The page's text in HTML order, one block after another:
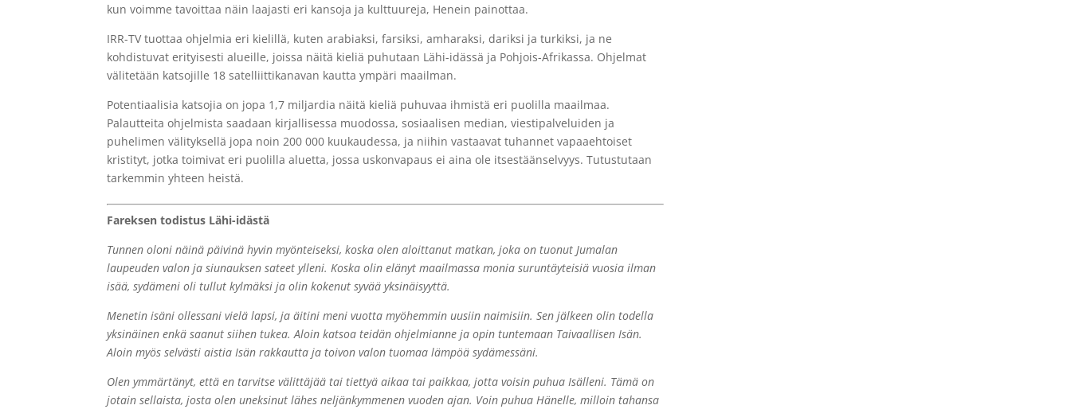
kun voimme tavoittaa näin laajasti eri kansoja ja kulttuureja, Henein painottaa.
IRR-TV tuottaa ohjelmia eri kielillä, kuten arabiaksi, farsiksi, amharaksi, dariksi ja turkiksi, ja ne
kohdistuvat erityisesti alueille, joissa näitä kieliä puhutaan Lähi-idässä ja Pohjois-Afrikassa. Ohjelmat
välitetään katsojille 18 satelliittikanavan kautta ympäri maailman.
Potentiaalisia katsojia on jopa 1,7 miljardia näitä kieliä puhuvaa ihmistä eri puolilla maailmaa.
Palautteita ohjelmista saadaan kirjallisessa muodossa, sosiaalisen median, viestipalveluiden ja
puhelimen välityksellä jopa noin 200 000 kuukaudessa, ja niihin vastaavat tuhannet vapaaehtoiset
kristityt, jotka toimivat eri puolilla aluetta, jossa uskonvapaus ei aina ole itsestäänselvyys. Tutustutaan
tarkemmin yhteen heistä.
Fareksen todistus Lähi-idästä
Tunnen oloni näinä päivinä hyvin myönteiseksi, koska olen aloittanut matkan, joka on tuonut Jumalan
laupeuden valon ja siunauksen sateet ylleni. Koska olin elänyt maailmassa monia suruntäyteisiä vuosia ilman
isää, sydämeni oli tullut kylmäksi ja olin kokenut syvää yksinäisyyttä.
Menetin isäni ollessani vielä lapsi, ja äitini meni vuotta myöhemmin uusiin naimisiin. Sen jälkeen olin todella
yksinäinen enkä saanut siihen tukea. Aloin katsoa teidän ohjelmianne ja opin tuntemaan Taivaallisen Isän.
Aloin myös selvästi aistia Isän rakkautta ja toivon valon tuomaa lämpöä sydämessäni.
Olen ymmärtänyt, että en tarvitse välittäjää tai tiettyä aikaa tai paikkaa, jotta voisin puhua Isälleni. Tämä on
jotain sellaista, josta olen uneksinut lähes neljänkymmenen vuoden ajan. Voin puhua Hänelle, milloin tahansa